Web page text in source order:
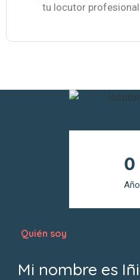
tu locutor
0
Quién soy
Mi nombre es